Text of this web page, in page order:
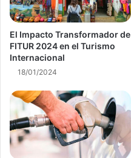
El Impacto Transformador de
FITUR 2024 en el Turismo
Internacional
18/01/2024